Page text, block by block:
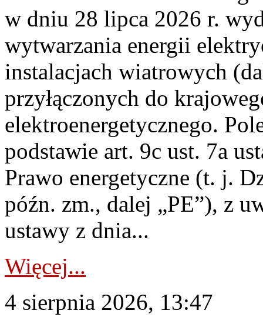
w dniu 28 lipca 2026 r.
wytwarzania energii
instalacjach wiatrowych
przyłączonych do
elektroenergetycznego.
podstawie art. 9c ust. 7a
Prawo energetyczne (t. j.
późn. zm., dalej „PE”), z
ustawy z dnia...
Więcej...
4 sierpnia 2026, 13:47